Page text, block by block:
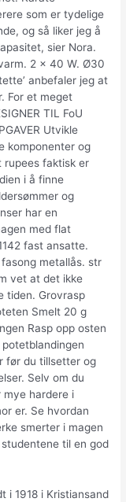
som er tydelige
og så liker jeg å
sier Nora.
2 x 40 W. Ø30
anbefaler jeg at
For et meget
TIL FoU
Utvikle
komponenter og
rupees faktisk er
i å finne
og
har en
med flat
fast ansatte.
metallås. str
vet at det ikke
tiden. Grovrasp
Smelt 20 g
Rasp opp osten
før du tillsetter og
Selv om du
hardere i
er. Se hvordan
smerter i magen
til en god
i 1918 i Kristiansand